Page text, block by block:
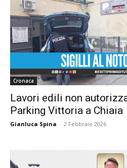
Cronaca
Lavori edili non
Parking Vittoria a Chiaia
Gianluca Spina - 2 Febbraio 2026